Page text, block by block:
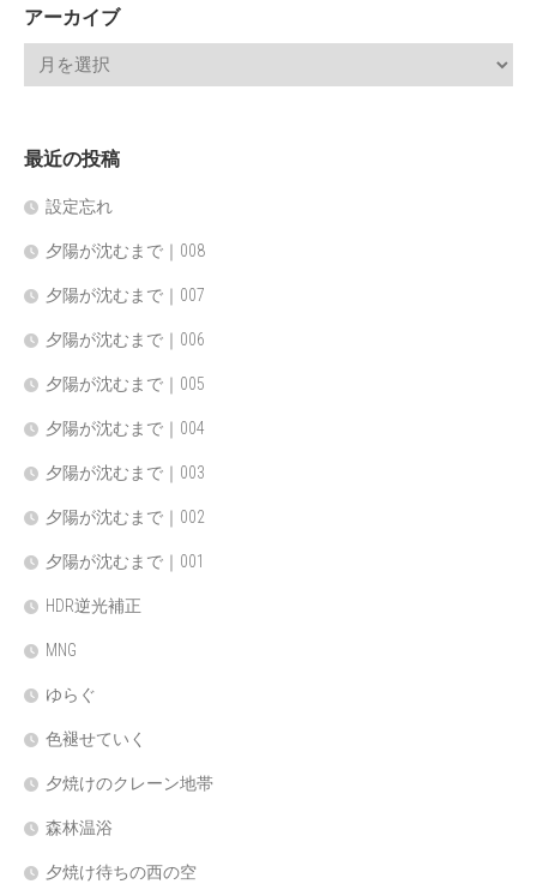
アーカイブ
最近の投稿
設定忘れ
夕陽が沈むまで｜008
夕陽が沈むまで｜007
夕陽が沈むまで｜006
夕陽が沈むまで｜005
夕陽が沈むまで｜004
夕陽が沈むまで｜003
夕陽が沈むまで｜002
夕陽が沈むまで｜001
HDR逆光補正
MNG
ゆらぐ
色褪せていく
夕焼けのクレーン地帯
森林温浴
夕焼け待ちの西の空